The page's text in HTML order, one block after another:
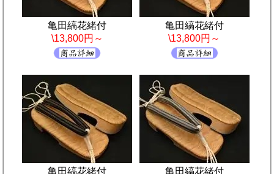
亀田縞花緒付
\13,800円～
亀田縞花緒付
\13,800円～
亀田縞花緒付
亀田縞花緒付